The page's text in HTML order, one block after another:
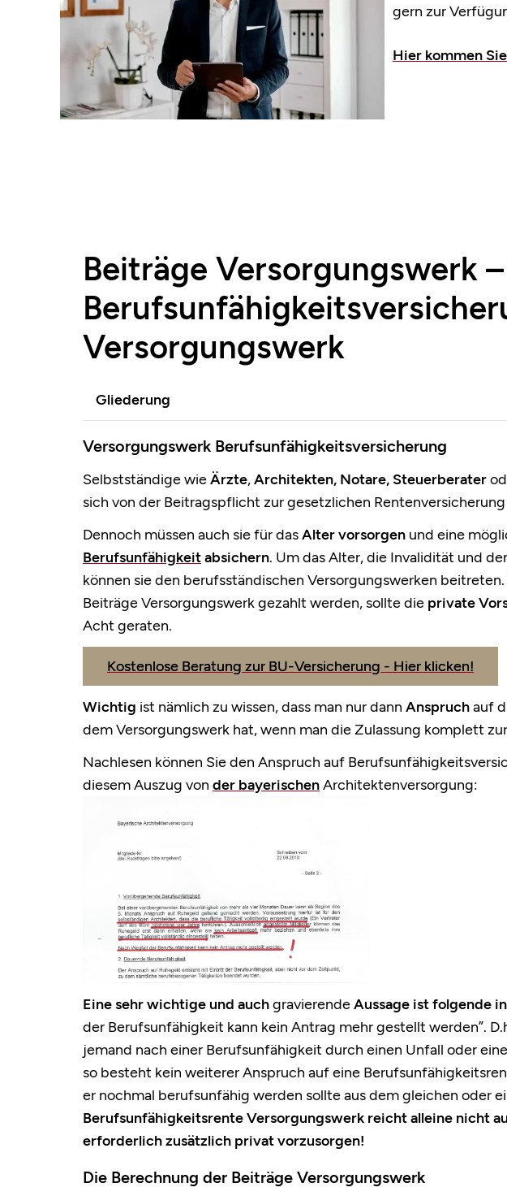
gern zur
Hier kommen
Beiträge Versorgungswerk
Versorgungswerk
Gliederung
Versorgungswerk Berufsunfähigkeitsversicherung
Selbstständige wieÄrzte,Architekten, Notare, Steuerberater
sich von der Beitragspflicht zur gesetzlichen
Dennoch müssen auch sie für dasAlter vorsorgen und eine
Berufsunfähigkeitabsichern. Um das Alter, die Invalidität und
können sie den berufsständischen Versorgungswerken
Beiträge Versorgungswerk gezahlt werden, sollte die private
Acht geraten.
Kostenlose Beratung zur BU-Versicherung - Hier klicken!
Wichtig ist nämlich zu wissen, dass man nur dann Anspruchauf
dem Versorgungswerk hat, wenn man dieZulassung komplett
Nachlesen können Sie den Anspruch auf
diesem Auszug von der bayerischenArchitektenversorgung:
Eine sehr wichtige und auchgravierendeAussage ist folgende
der Berufsunfähigkeit kann kein Antrag mehr gestellt werden”.
jemand nach einer Berufsunfähigkeit durch einen Unfall oder
so besteht kein weiterer Anspruch auf eine
er nochmal berufsunfähig werden sollte aus dem gleichen oder
Berufsunfähigkeitsrente Versorgungswerk reicht alleine nicht
erforderlich zusätzlich privat vorzusorgen!
Die Berechnung der Beiträge Versorgungswerk